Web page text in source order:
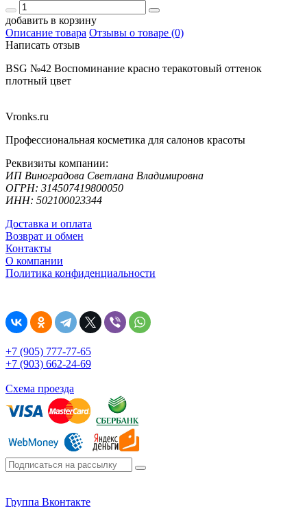
добавить в корзину
Описание товара Отзывы о товаре (0)
Написать отзыв
BSG №42 Воспоминание красно теракотовый оттенок
плотный цвет
Vronks.ru
Профессиональная косметика для салонов красоты
Реквизиты компании:
ИП Виноградова Светлана Владимировна
ОГРН: 314507419800050
ИНН: 502100023344
Доставка и оплата
Возврат и обмен
Контакты
О компании
Политика конфиденциальности
+7 (905) 777-77-65
+7 (903) 662-24-69
Схема проезда
Группа Вконтакте